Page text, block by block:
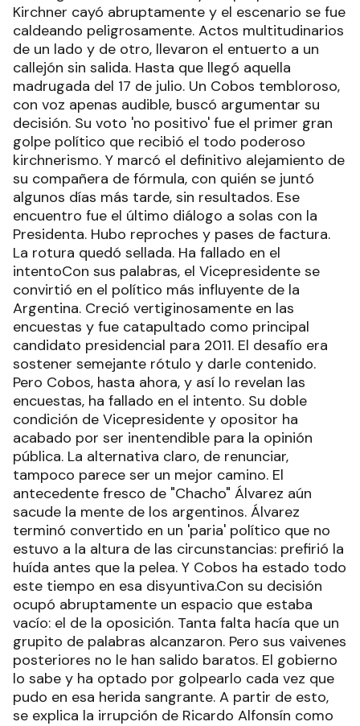
Kirchner cayó abruptamente y el escenario se fue
caldeando peligrosamente. Actos multitudinarios
de un lado y de otro, llevaron el entuerto a un
callejón sin salida. Hasta que llegó aquella
madrugada del 17 de julio. Un Cobos tembloroso,
con voz apenas audible, buscó argumentar su
decisión. Su voto 'no positivo' fue el primer gran
golpe político que recibió el todo poderoso
kirchnerismo. Y marcó el definitivo alejamiento de
su compañera de fórmula, con quién se juntó
algunos días más tarde, sin resultados. Ese
encuentro fue el último diálogo a solas con la
Presidenta. Hubo reproches y pases de factura.
La rotura quedó sellada. Ha fallado en el
intentoCon sus palabras, el Vicepresidente se
convirtió en el político más influyente de la
Argentina. Creció vertiginosamente en las
encuestas y fue catapultado como principal
candidato presidencial para 2011. El desafío era
sostener semejante rótulo y darle contenido.
Pero Cobos, hasta ahora, y así lo revelan las
encuestas, ha fallado en el intento. Su doble
condición de Vicepresidente y opositor ha
acabado por ser inentendible para la opinión
pública. La alternativa claro, de renunciar,
tampoco parece ser un mejor camino. El
antecedente fresco de "Chacho" Álvarez aún
sacude la mente de los argentinos. Álvarez
terminó convertido en un 'paria' político que no
estuvo a la altura de las circunstancias: prefirió la
huída antes que la pelea. Y Cobos ha estado todo
este tiempo en esa disyuntiva.Con su decisión
ocupó abruptamente un espacio que estaba
vacío: el de la oposición. Tanta falta hacía que un
grupito de palabras alcanzaron. Pero sus vaivenes
posteriores no le han salido baratos. El gobierno
lo sabe y ha optado por golpearlo cada vez que
pudo en esa herida sangrante. A partir de esto,
se explica la irrupción de Ricardo Alfonsín como